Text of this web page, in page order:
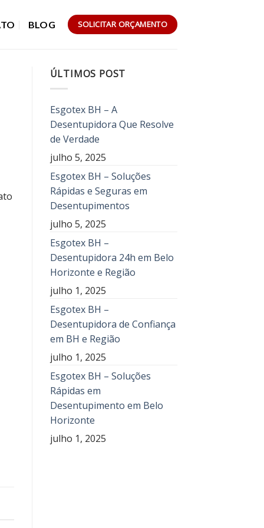
BLOG SOLICITAR ORÇAMENTO
ÚLTIMOS POST
Esgotex BH – A
Desentupidora Que Resolve
de Verdade
julho 5, 2025
Esgotex BH – Soluções
Rápidas e Seguras em
Desentupimentos
julho 5, 2025
Esgotex BH –
Desentupidora 24h em Belo
Horizonte e Região
julho 1, 2025
Esgotex BH –
Desentupidora de Confiança
em BH e Região
julho 1, 2025
Esgotex BH – Soluções
Rápidas em
Desentupimento em Belo
Horizonte
julho 1, 2025